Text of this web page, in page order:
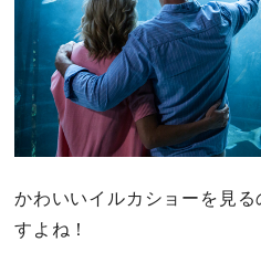
かわいいイルカショーを見
すよね！